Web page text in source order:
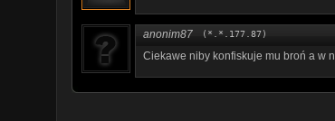
anonim87 (*.*.177.87)
Ciekawe niby konfiskuje mu broń a w